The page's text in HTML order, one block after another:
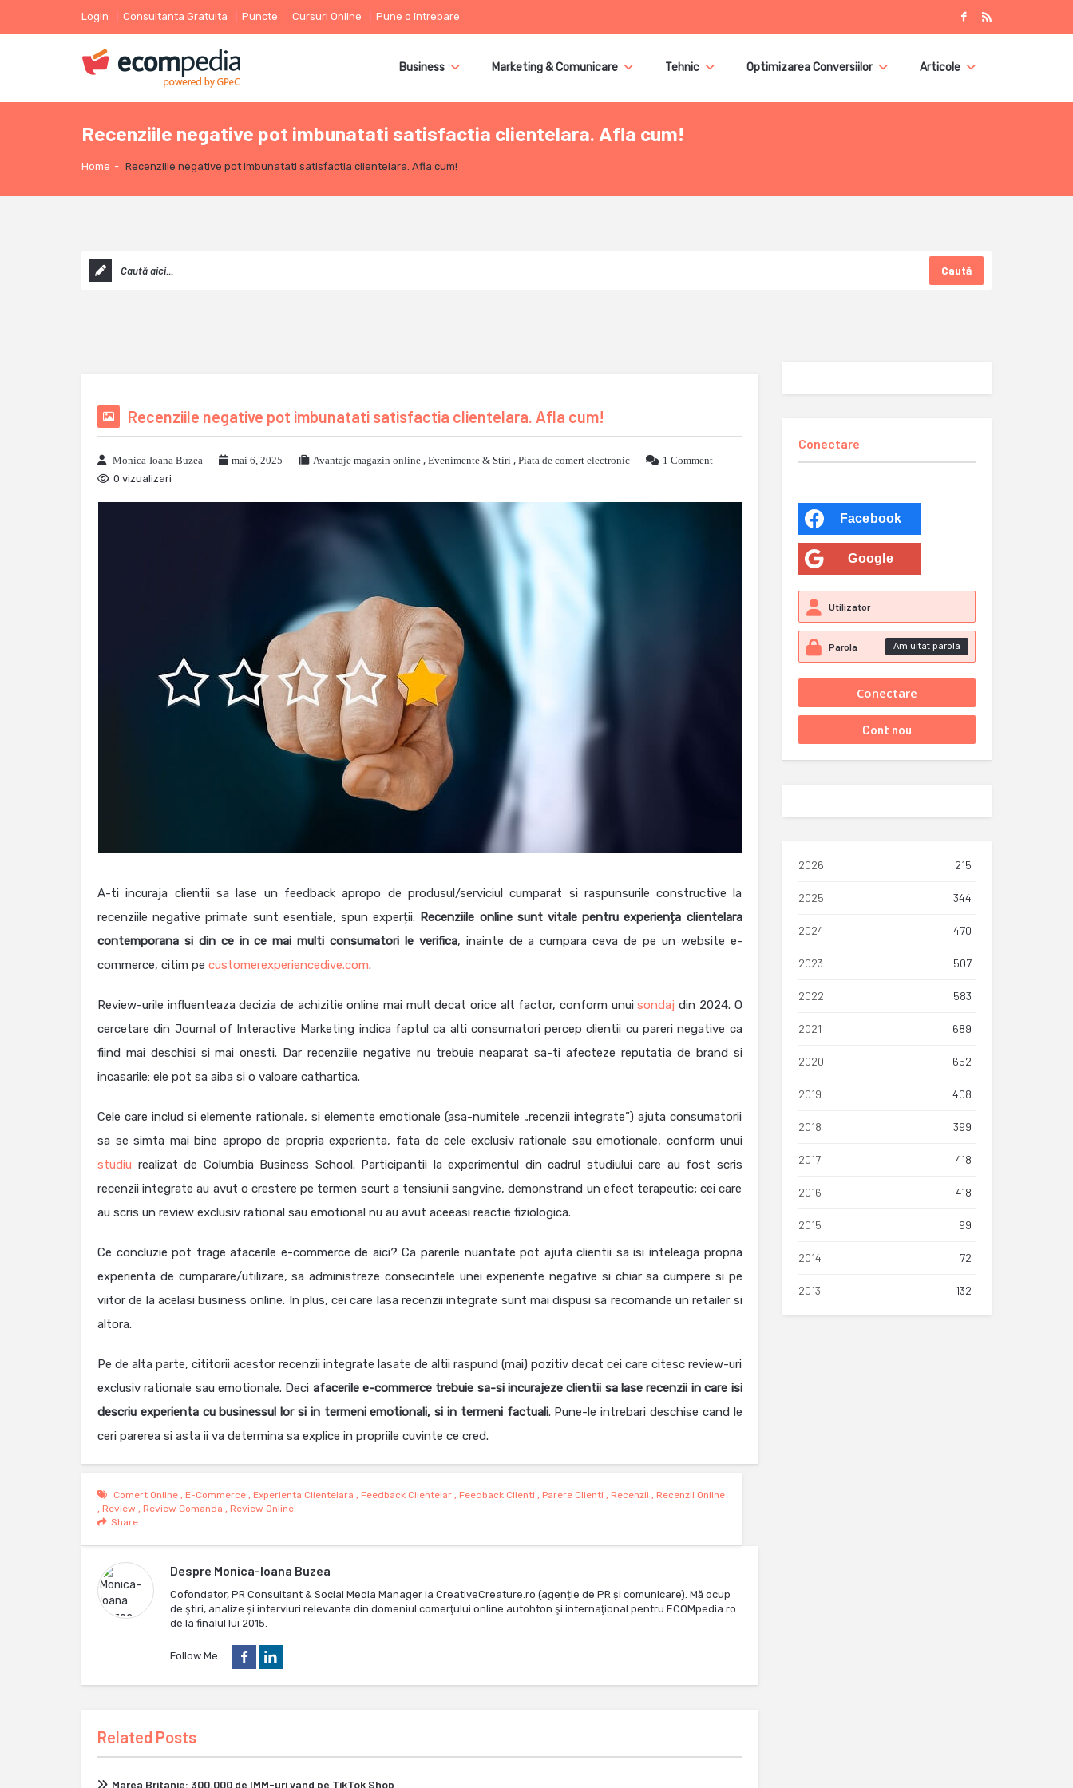
Login Consultanta Gratuita Puncte Cursuri Online Pune o întrebare
Business Marketing & Comunicare Tehnic Optimizarea Conversiilor Articole
Recenziile negative pot imbunatati satisfactia clientelara. Afla cum!
Home - Recenziile negative pot imbunatati satisfactia clientelara. Afla cum!
Caută
Recenziile negative pot imbunatati satisfactia clientelara. Afla cum!
Monica-Ioana Buzea mai 6, 2025 Avantaje magazin online , Evenimente & Stiri , Piata de comert electronic
1 Comment
0 vizualizari
A-ti incuraja clientii sa lase un feedback apropo de produsul/serviciul cumparat si raspunsurile constructive la
recenziile negative primate sunt esentiale, spun experții. Recenziile online sunt vitale pentru experiența clientelara
contemporana si din ce in ce mai multi consumatori le verifica, inainte de a cumpara ceva de pe un website e-
commerce, citim pe customerexperiencedive.com.
Review-urile influenteaza decizia de achizitie online mai mult decat orice alt factor, conform unuisondaj din 2024. O
cercetare din Journal of Interactive Marketing indica faptul ca alti consumatori percep clientii cu pareri negative ca
fiind mai deschisi si mai onesti. Dar recenziile negative nu trebuie neaparat sa-ti afecteze reputatia de brand si
incasarile: ele pot sa aiba si o valoare cathartica.
Cele care includ si elemente rationale, si elemente emotionale (asa-numitele „recenzii integrate”) ajuta consumatorii
sa se simta mai bine apropo de propria experienta, fata de cele exclusiv rationale sau emotionale, conform unui
studiu realizat de Columbia Business School. Participantii la experimentul din cadrul studiului care au fost scris
recenzii integrate au avut o crestere pe termen scurt a tensiunii sangvine, demonstrand un efect terapeutic; cei care
au scris un review exclusiv rational sau emotional nu au avut aceeasi reactie fiziologica.
Ce concluzie pot trage afacerile e-commerce de aici? Ca parerile nuantate pot ajuta clientii sa isi inteleaga propria
experienta de cumparare/utilizare, sa administreze consecintele unei experiente negative si chiar sa cumpere si pe
viitor de la acelasi business online. In plus, cei care lasa recenzii integrate sunt mai dispusi sa recomande un retailer si
altora.
Pe de alta parte, cititorii acestor recenzii integrate lasate de altii raspund (mai) pozitiv decat cei care citesc review-uri
exclusiv rationale sau emotionale. Deci afacerile e-commerce trebuie sa-si incurajeze clientii sa lase recenzii in care isi
descriu experienta cu businessul lor si in termeni emotionali, si in termeni factuali. Pune-le intrebari deschise cand le
ceri parerea si asta ii va determina sa explice in propriile cuvinte ce cred.
Comert Online , E-Commerce , Experienta Clientelara , Feedback Clientelar , Feedback Clienti , Parere Clienti , Recenzii , Recenzii Online
, Review , Review Comanda , Review Online
Share
Despre Monica-Ioana Buzea
Cofondator, PR Consultant & Social Media Manager la CreativeCreature.ro (agenție de PR și comunicare). Mă ocup
de ştiri, analize și interviuri relevante din domeniul comerţului online autohton şi internaţional pentru ECOMpedia.ro
de la finalul lui 2015.
Follow Me
Related Posts
Marea Britanie: 300.000 de IMM-uri vand pe TikTok Shop
Conectare
Facebook
Google
Am uitat parola
2026 215
2025 344
2024 470
2023 507
2022 583
2021 689
2020 652
2019 408
2018 399
2017 418
2016 418
2015 99
2014 72
2013 132